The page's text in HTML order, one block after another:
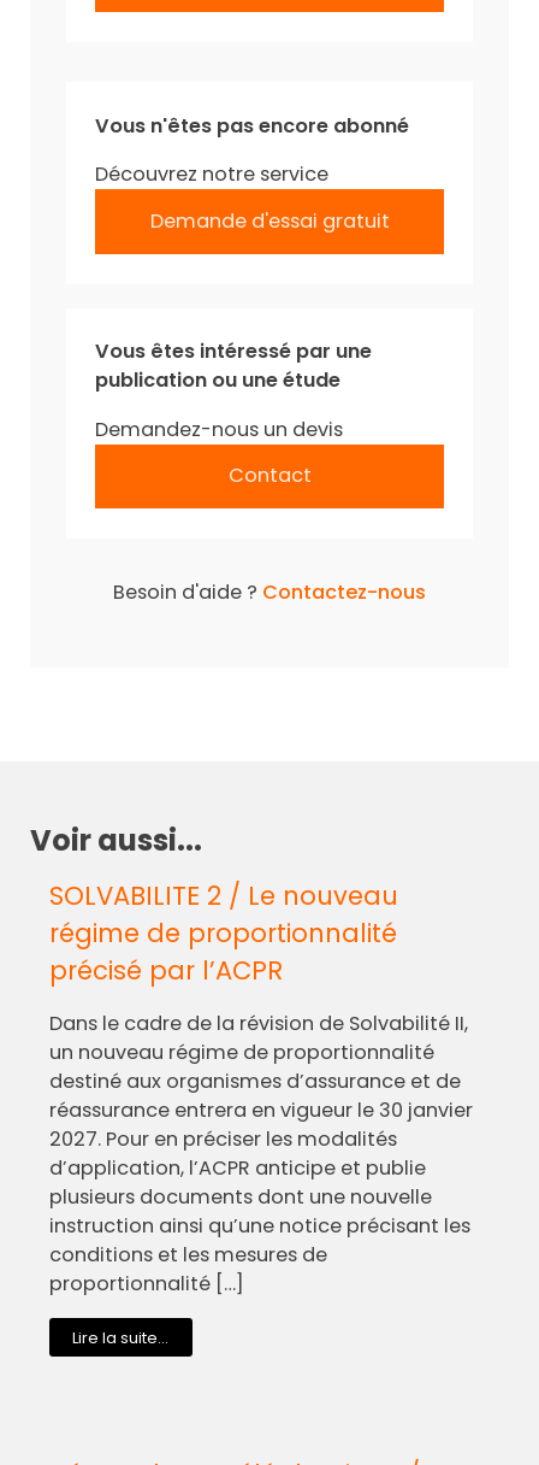
Vous n'êtes pas encore abonné
Découvrez notre service
Demande d'essai gratuit
Vous êtes intéressé par une
publication ou une étude
Demandez-nous un devis
Contact
Besoin d'aide ? Contactez-nous
Voir aussi...
SOLVABILITE 2 / Le nouveau
régime de proportionnalité
précisé par l’ACPR
Dans le cadre de la révision de Solvabilité II,
un nouveau régime de proportionnalité
destiné aux organismes d’assurance et de
réassurance entrera en vigueur le 30 janvier
2027. Pour en préciser les modalités
d’application, l’ACPR anticipe et publie
plusieurs documents dont une nouvelle
instruction ainsi qu’une notice précisant les
conditions et les mesures de
proportionnalité […]
Lire la suite...